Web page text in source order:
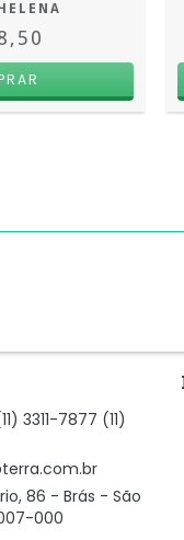
3311-7877 (11)
86 - Brás - São
000